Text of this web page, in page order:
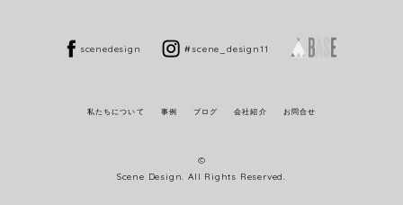
scenedesign #scene_design11
私たちについて 事例 ブログ 会社紹介 お問合せ
©
Scene Design. All Rights Reserved.